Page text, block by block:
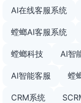
AI在线客服系统
螳螂AI客服系统
螳螂科技 AI智
AI智能客服 螳
CRM系统